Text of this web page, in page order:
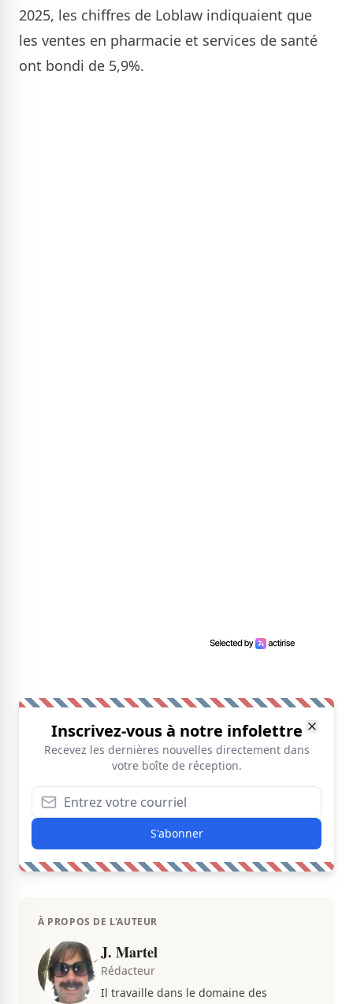
2025, les chiffres de Loblaw indiquaient que
les ventes en pharmacie et services de santé
ont bondi de 5,9%.
Inscrivez-vous à notre infolettre
Recevez les dernières nouvelles directement dans
votre boîte de réception.
S'abonner
À PROPOS DE L'AUTEUR
J. Martel
Rédacteur
Il travaille dans le domaine des